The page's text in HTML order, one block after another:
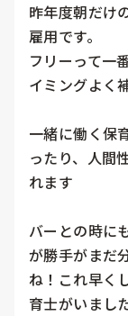
昨年度朝だけ
雇用です。
フリーって一
イミングよく
一緒に働く保
ったり、人間
れます
バーとの時に
が勝手がまだ
ね！これ早く
育士がいまし